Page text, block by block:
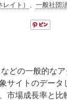
イト） 一般社団
どの一般的な
サイトのデー
市場成長率と